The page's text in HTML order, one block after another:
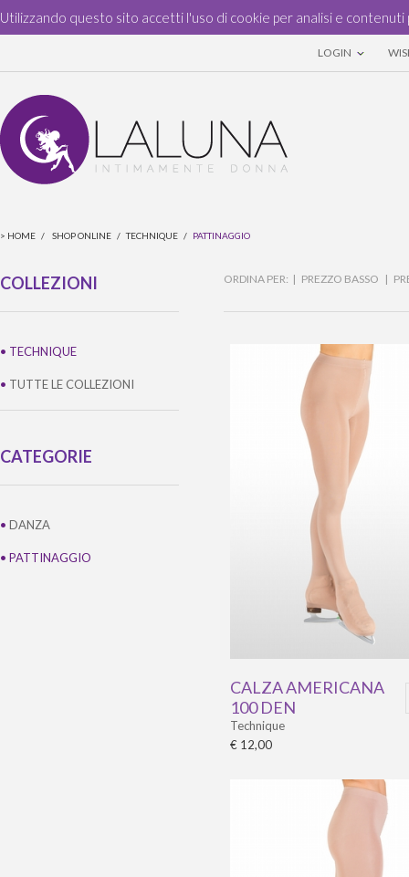
Utilizzando questo sito accetti l'uso di cookie per analisi e contenuti
LOGIN
> HOME / SHOP ONLINE /TECHNIQUE / PATTINAGGIO
COLLEZIONI
• TECHNIQUE
• TUTTE LE COLLEZIONI
CATEGORIE
• DANZA
• PATTINAGGIO
ORDINA PER: | PREZZO BASSO |
CALZA AMERICANA
100 DEN
Technique
€ 12,00